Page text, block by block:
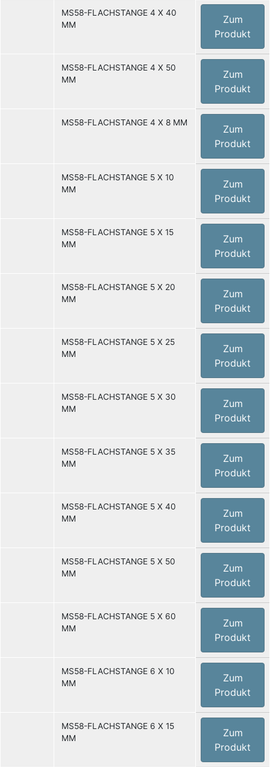
MS58-FLACHSTANGE 4 X 40
MM
Zum
Produkt
MS58-FLACHSTANGE 4 X 50
MM
Zum
Produkt
MS58-FLACHSTANGE 4 X 8 MM
Zum
Produkt
MS58-FLACHSTANGE 5 X 10
MM
Zum
Produkt
MS58-FLACHSTANGE 5 X 15
MM
Zum
Produkt
MS58-FLACHSTANGE 5 X 20
MM
Zum
Produkt
MS58-FLACHSTANGE 5 X 25
MM
Zum
Produkt
MS58-FLACHSTANGE 5 X 30
MM
Zum
Produkt
MS58-FLACHSTANGE 5 X 35
MM
Zum
Produkt
MS58-FLACHSTANGE 5 X 40
MM
Zum
Produkt
MS58-FLACHSTANGE 5 X 50
MM
Zum
Produkt
MS58-FLACHSTANGE 5 X 60
MM
Zum
Produkt
MS58-FLACHSTANGE 6 X 10
MM
Zum
Produkt
MS58-FLACHSTANGE 6 X 15
MM
Zum
Produkt